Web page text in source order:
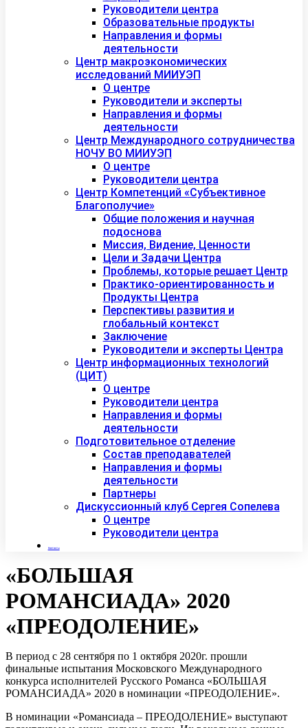
Руководители центра
Образовательные продукты
Направления и формы
деятельности
Центр макроэкономических
исследований МИИУЭП
О центре
Руководители и эксперты
Направления и формы
деятельности
Центр Международного сотрудничества
НОЧУ ВО МИИУЭП
О центре
Руководители центра
Центр Компетенций «Субъективное
Благополучие»
Общие положения и научная
подоснова
Миссия, Видение, Ценности
Цели и Задачи Центра
Проблемы, которые решает Центр
Практико-ориентированность и
Продукты Центра
Перспективы развития и
глобальный контекст
Заключение
Руководители и эксперты Центра
Центр информационных технологий
(ЦИТ)
О центре
Руководители центра
Направления и формы
деятельности
Подготовительное отделение
Состав преподавателей
Направления и формы
деятельности
Партнеры
Дискуссионный клуб Сергея Сопелева
О центре
Руководители центра
Контакты
«БОЛЬШАЯ
РОМАНСИАДА» 2020
«ПРЕОДОЛЕНИЕ»
В период с 28 сентября по 1 октября 2020г. прошли
финальные испытания Московского Международного
конкурса исполнителей Русского Романса «БОЛЬШАЯ
РОМАНСИАДА» 2020 в номинации «ПРЕОДОЛЕНИЕ».
В номинации «Романсиада – ПРЕОДОЛЕНИЕ» выступают